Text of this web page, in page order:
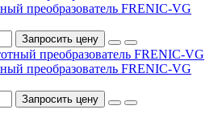
преобразователь FRENIC-VG
Запросить цену
преобразователь FRENIC-VG
Запросить цену